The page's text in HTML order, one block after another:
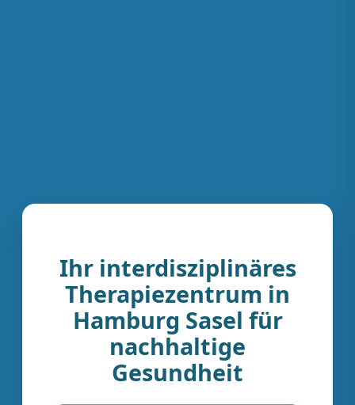
Ihr interdisziplinäres
Therapiezentrum in
Hamburg Sasel für
nachhaltige
Gesundheit